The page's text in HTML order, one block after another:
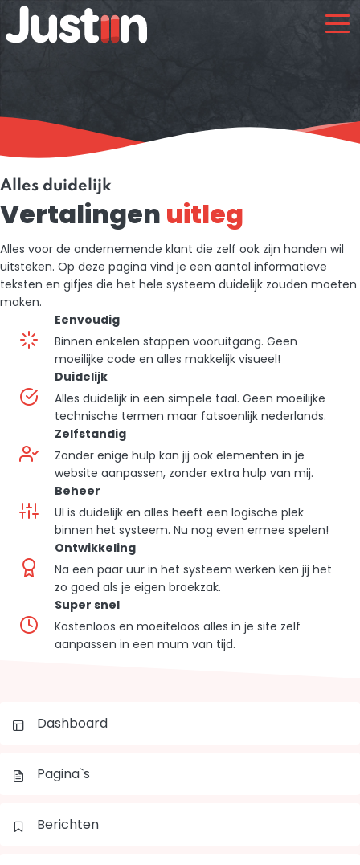
Alles duidelijk
Vertalingen uitleg
Alles voor de ondernemende klant die zelf ook zijn handen wil
uitsteken. Op deze pagina vind je een aantal informatieve
teksten en gifjes die het hele systeem duidelijk zouden moeten
maken.
Eenvoudig
Binnen enkelen stappen vooruitgang. Geen
moeilijke code en alles makkelijk visueel!
Duidelijk
Alles duidelijk in een simpele taal. Geen moeilijke
technische termen maar fatsoenlijk nederlands.
Zelfstandig
Zonder enige hulp kan jij ook elementen in je
website aanpassen, zonder extra hulp van mij.
Beheer
UI is duidelijk en alles heeft een logische plek
binnen het systeem. Nu nog even ermee spelen!
Ontwikkeling
Na een paar uur in het systeem werken ken jij het
zo goed als je eigen broekzak.
Super snel
Kostenloos en moeiteloos alles in je site zelf
aanpassen in een mum van tijd.
Dashboard
Pagina`s
Berichten